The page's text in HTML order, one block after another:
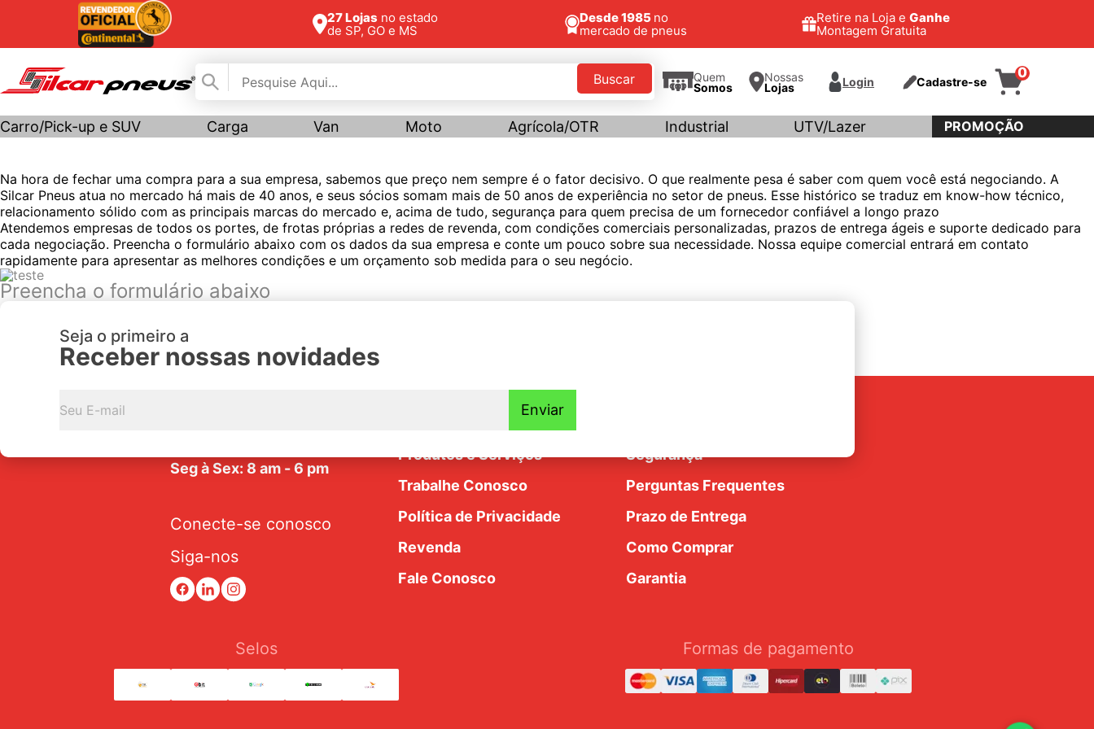
27 Lojas no estado
de SP, GO e MS
Desde 1985 no
mercado de pneus
Retire na Loja eGanhe
Montagem Gratuita
Buscar Quem
Somos
Nossas
Lojas Login Cadastre-se
0
Carro/Pick-up e SUV Carga Van Moto Agrícola/OTR Industrial UTV/Lazer PROMOÇÃO
Na hora de fechar uma compra para a sua empresa, sabemos que preço nem sempre é o fator decisivo. O que realmente pesa é saber com quem você está negociando. A
Silcar Pneus atua no mercado há mais de 40 anos, e seus sócios somam mais de 50 anos de experiência no setor de pneus. Esse histórico se traduz em know-how técnico,
relacionamento sólido com as principais marcas do mercado e, acima de tudo, segurança para quem precisa de um fornecedor confiável a longo prazo
Atendemos empresas de todos os portes, de frotas próprias a redes de revenda, com condições comerciais personalizadas, prazos de entrega ágeis e suporte dedicado para
cada negociação. Preencha o formulário abaixo com os dados da sua empresa e conte um pouco sobre sua necessidade. Nossa equipe comercial entrará em contato
rapidamente para apresentar as melhores condições e um orçamento sob medida para o seu negócio.
Preencha o formulário abaixo
Seja o primeiro a
Receber nossas novidades
Enviar
Seg à Sex: 8 am - 6 pm
Conecte-se conosco
Siga-nos
Produtos e Serviços
Trabalhe Conosco
Política de Privacidade
Revenda
Fale Conosco
Segurança
Perguntas Frequentes
Prazo de Entrega
Como Comprar
Garantia
Selos Formas de pagamento